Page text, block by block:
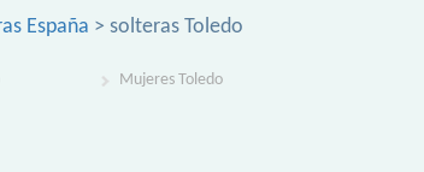
España > solteras Toledo
Mujeres Toledo